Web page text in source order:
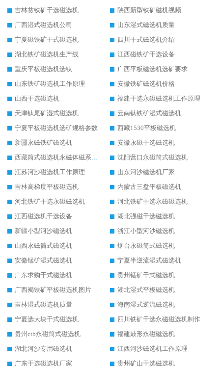
吉林贫铁矿干选磁选机
陕西新型铁矿磁机视频
广西湿式磁选机公司
山东湿式磁选机质量
宁夏磁铁矿干式磁选机
四川干式磁选机介绍
湖北铁矿磁选机生产线
江西磁铁矿干选设备
重庆平板磁选机选钛
广西平板磁选机选矿要求
山东铁矿磁选机工作原理
安徽铁矿磁选机价格
山西干选磁选机
福建干选永磁磁选机工作原理
天津钛尾矿湿式磁选机
云南钛铁矿湿式磁选机
宁夏平板磁选机选矿规格参数
西藏1530平板磁选机
新疆永磁铁矿磁选机
安徽永磁干选磁选机
西藏筒式磁选机永磁体磁系设计
沈阳营口永磁筒式磁选机
江苏河沙磁选机工作原理
山东河沙磁选机厂家
吉林高梯度平板磁选机
内蒙古三盘平板磁选机
河北铁矿干选永磁磁选机
河北铁矿干选永磁磁选机
江西磁选机干选设备
湖北强磁干选磁选机
新疆小型河沙磁选机
浙江小型河沙磁选机
山西永磁筒式磁选机
烟台永磁筒式磁选机
安徽锰矿湿式磁选机
宁夏半逆流湿式磁选机
广东求购干式磁选机
贵州锰矿干式磁选机
广西褐铁矿平板磁选机图片
湖北湿式平板磁选机
吉林湿式磁选机质量
海南湿式逆流磁选机
宁夏选大块干式磁选机
四川铁矿干选永磁磁选机制作
贵州ctb永磁筒式磁选机
福建鼓形永磁磁选机
湖北河沙专用磁选机
江西河沙磁选机工作原理
广东干选磁选机厂家
贵州矿山干选磁选机